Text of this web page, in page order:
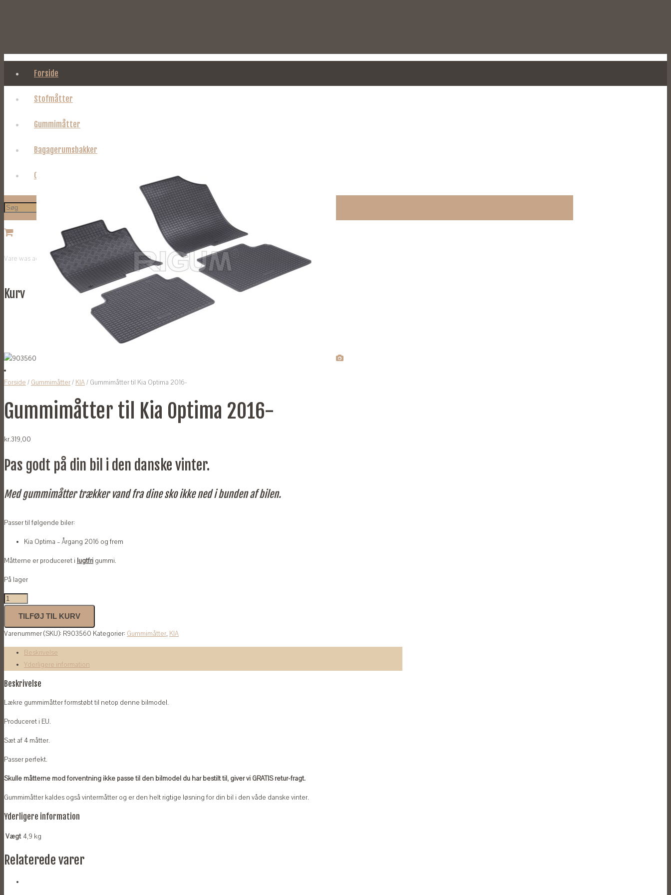
Forside
Stofmåtter
Gummimåtter
Bagagerumsbakker
Om Tages.dk
Vare was added to your cart
Kurv
Forside / Gummimåtter/ KIA/ Gummimåtter til Kia Optima 2016-
Gummimåtter til Kia Optima 2016-
kr.319,00
Pas godt på din bil i den danske vinter.
Med gummimåtter trækker vand fra dine sko ikke ned i bunden af bilen.
Passer til følgende biler:
Kia Optima – Årgang 2016 og frem
Måtterne er produceret i lugtfri gummi.
På lager
Gummimåtter
Optima
2016-
TILFØJ TIL KURV
Varenummer (SKU): R903560 Kategorier: Gummimåtter, KIA
Beskrivelse
Yderligere information
Beskrivelse
Lækre gummimåtter formstøbt til netop denne bilmodel.
Produceret i EU.
Sæt af 4 måtter.
Passer perfekt.
Skulle måtterne mod forventning ikke passe til den bilmodel du har bestilt til, giver vi GRATIS retur-fragt.
Gummimåtter kaldes også vintermåtter og er den helt rigtige løsning for din bil i den våde danske vinter.
Yderligere information
Vægt 4,9 kg
Relaterede varer